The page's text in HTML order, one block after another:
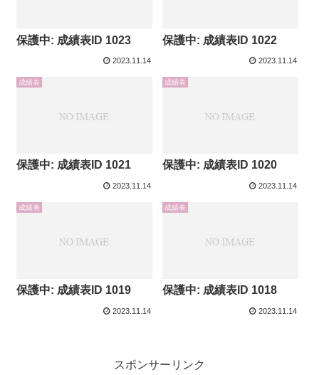
保護中: 成績表ID 1023
2023.11.14
保護中: 成績表ID 1022
2023.11.14
成績表
保護中: 成績表ID 1021
2023.11.14
成績表
保護中: 成績表ID 1020
2023.11.14
成績表
保護中: 成績表ID 1019
2023.11.14
成績表
保護中: 成績表ID 1018
2023.11.14
スポンサーリンク